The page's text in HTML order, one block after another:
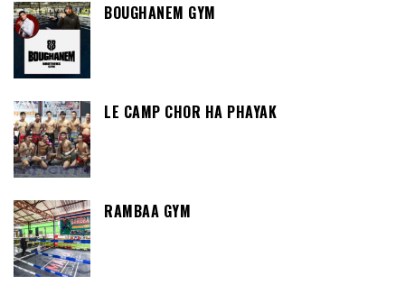
BOUGHANEM GYM
LE CAMP CHOR HA PHAYAK
RAMBAA GYM